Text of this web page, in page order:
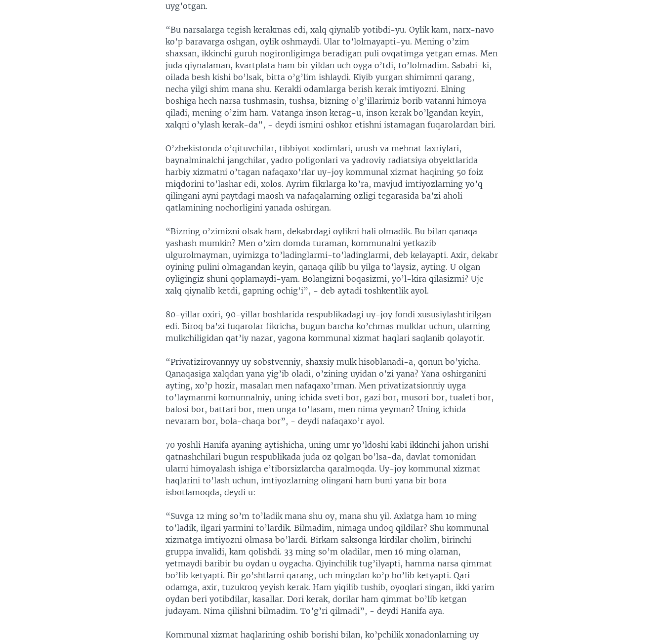
uyg’otgan.
“Bu narsalarga tegish kerakmas edi, xalq qiynalib yotibdi-yu. Oylik kam, narx-navo
ko’p baravarga oshgan, oylik oshmaydi. Ular to’lolmayapti-yu. Mening o’zim
shaxsan, ikkinchi guruh nogironligimga beradigan puli ovqatimga yetgan emas. Men
juda qiynalaman, kvartplata ham bir yildan uch oyga o’tdi, to’lolmadim. Sababi-ki,
oilada besh kishi bo’lsak, bitta o’g’lim ishlaydi. Kiyib yurgan shimimni qarang,
necha yilgi shim mana shu. Kerakli odamlarga berish kerak imtiyozni. Elning
boshiga hech narsa tushmasin, tushsa, bizning o’g’illarimiz borib vatanni himoya
qiladi, mening o’zim ham. Vatanga inson kerag-u, inson kerak bo’lgandan keyin,
xalqni o’ylash kerak-da”, - deydi ismini oshkor etishni istamagan fuqarolardan biri.
O’zbekistonda o’qituvchilar, tibbiyot xodimlari, urush va mehnat faxriylari,
baynalminalchi jangchilar, yadro poligonlari va yadroviy radiatsiya obyektlarida
harbiy xizmatni o’tagan nafaqaxo’rlar uy-joy kommunal xizmat haqining 50 foiz
miqdorini to’lashar edi, xolos. Ayrim fikrlarga ko’ra, mavjud imtiyozlarning yo’q
qilingani ayni paytdagi maosh va nafaqalarning ozligi tegarasida ba’zi aholi
qatlamining nochorligini yanada oshirgan.
“Bizning o’zimizni olsak ham, dekabrdagi oylikni hali olmadik. Bu bilan qanaqa
yashash mumkin? Men o’zim domda turaman, kommunalni yetkazib
ulgurolmayman, uyimizga to’ladinglarmi-to’ladinglarmi, deb kelayapti. Axir, dekabr
oyining pulini olmagandan keyin, qanaqa qilib bu yilga to’laysiz, ayting. U olgan
oyligingiz shuni qoplamaydi-yam. Bolangizni boqasizmi, yo’l-kira qilasizmi? Uje
xalq qiynalib ketdi, gapning ochig’i”, - deb aytadi toshkentlik ayol.
80-yillar oxiri, 90-yillar boshlarida respublikadagi uy-joy fondi xususiylashtirilgan
edi. Biroq ba’zi fuqarolar fikricha, bugun barcha ko’chmas mulklar uchun, ularning
mulkchiligidan qat’iy nazar, yagona kommunal xizmat haqlari saqlanib qolayotir.
“Privatizirovannyy uy sobstvenniy, shaxsiy mulk hisoblanadi-a, qonun bo’yicha.
Qanaqasiga xalqdan yana yig’ib oladi, o’zining uyidan o’zi yana? Yana oshirganini
ayting, xo’p hozir, masalan men nafaqaxo’rman. Men privatizatsionniy uyga
to’laymanmi komunnalniy, uning ichida sveti bor, gazi bor, musori bor, tualeti bor,
balosi bor, battari bor, men unga to’lasam, men nima yeyman? Uning ichida
nevaram bor, bola-chaqa bor”, - deydi nafaqaxo’r ayol.
70 yoshli Hanifa ayaning aytishicha, uning umr yo’ldoshi kabi ikkinchi jahon urishi
qatnashchilari bugun respublikada juda oz qolgan bo’lsa-da, davlat tomonidan
ularni himoyalash ishiga e’tiborsizlarcha qaralmoqda. Uy-joy kommunal xizmat
haqlarini to’lash uchun, imtiyozlarning olingani ham buni yana bir bora
isbotlamoqda, deydi u:
“Suvga 12 ming so’m to’ladik mana shu oy, mana shu yil. Axlatga ham 10 ming
to’ladik, ilgari yarmini to’lardik. Bilmadim, nimaga undoq qildilar? Shu kommunal
xizmatga imtiyozni olmasa bo’lardi. Birkam saksonga kirdilar cholim, birinchi
gruppa invalidi, kam qolishdi. 33 ming so’m oladilar, men 16 ming olaman,
yetmaydi baribir bu oydan u oygacha. Qiyinchilik tug’ilyapti, hamma narsa qimmat
bo’lib ketyapti. Bir go’shtlarni qarang, uch mingdan ko’p bo’lib ketyapti. Qari
odamga, axir, tuzukroq yeyish kerak. Ham yiqilib tushib, oyoqlari singan, ikki yarim
oydan beri yotibdilar, kasallar. Dori kerak, dorilar ham qimmat bo’lib ketgan
judayam. Nima qilishni bilmadim. To’g’ri qilmadi”, - deydi Hanifa aya.
Kommunal xizmat haqlarining oshib borishi bilan, ko’pchilik xonadonlarning uy